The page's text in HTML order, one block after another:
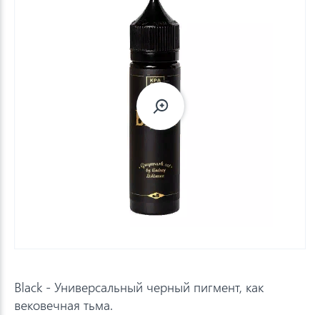
Black - Универсальный черный пигмент, как
вековечная тьма.